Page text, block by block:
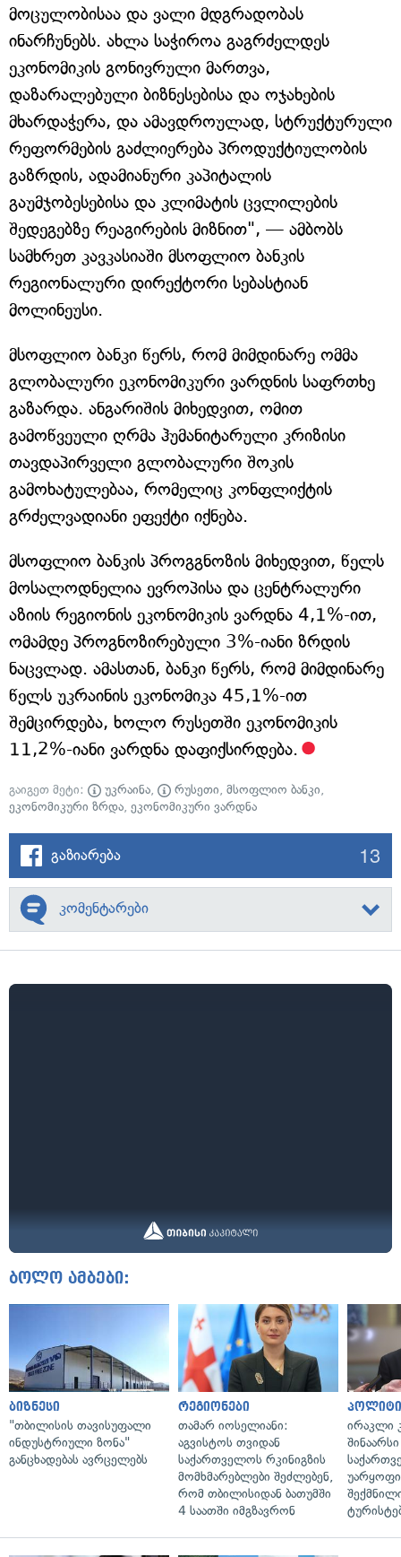
მოცულობისაა და ვალი მდგრადობას
ინარჩუნებს. ახლა საჭიროა გაგრძელდეს
ეკონომიკის გონივრული მართვა,
დაზარალებული ბიზნესებისა და ოჯახების
მხარდაჭერა, და ამავდროულად, სტრუქტურული
რეფორმების გაძლიერება პროდუქტიულობის
გაზრდის, ადამიანური კაპიტალის
გაუმჯობესებისა და კლიმატის ცვლილების
შედეგებზე რეაგირების მიზნით", — ამბობს
სამხრეთ კავკასიაში მსოფლიო ბანკის
რეგიონალური დირექტორი სებასტიან
მოლინეუსი.
მსოფლიო ბანკი წერს, რომ მიმდინარე ომმა
გლობალური ეკონომიკური ვარდნის საფრთხე
გაზარდა. ანგარიშის მიხედვით, ომით
გამოწვეული ღრმა ჰუმანიტარული კრიზისი
თავდაპირველი გლობალური შოკის
გამოხატულებაა, რომელიც კონფლიქტის
გრძელვადიანი ეფექტი იქნება.
მსოფლიო ბანკის პროგგნოზის მიხედვით, წელს
მოსალოდნელია ევროპისა და ცენტრალური
აზიის რეგიონის ეკონომიკის ვარდნა 4,1%-ით,
ომამდე პროგნოზირებული 3%-იანი ზრდის
ნაცვლად. ამასთან, ბანკი წერს, რომ მიმდინარე
წელს უკრაინის ეკონომიკა 45,1%-ით
შემცირდება, ხოლო რუსეთში ეკონომიკის
11,2%-იანი ვარდნა დაფიქსირდება.
გაიგეთ მეტი: უკრაინა, რუსეთი, მსოფლიო ბანკი,
ეკონომიკური ზრდა, ეკონომიკური ვარდნა
გაზიარება 13
კომენტარები
ბოლო ამბები:
ბიზნესი
"თბილისის თავისუფალი
ინდუსტრიული ზონა"
განცხადებას ავრცელებს
რეგიონები
თამარ იოსელიანი:
აგვისტოს თვიდან
საქართველოს რკინიგზის
მომხმარებლები შეძლებენ,
რომ თბილისიდან ბათუმში
4 საათში იმგზავრონ
ირაკლი